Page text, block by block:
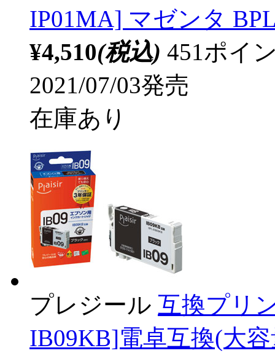
IP01MA] マゼンタ
¥4,510(税込) 451ポイ
2021/07/03発売
在庫あり
プレジール 互換プリ
IB09KB]電卓互換(大